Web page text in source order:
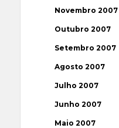
Novembro 2007
Outubro 2007
Setembro 2007
Agosto 2007
Julho 2007
Junho 2007
Maio 2007